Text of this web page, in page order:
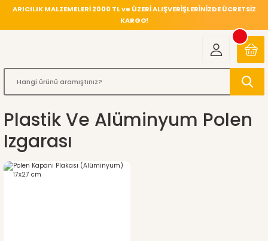
ARICILIK MALZEMELERİ 2000 TL ve ÜZERİ ALIŞVERİŞLERİNİZDE ÜCRETSİZ
KARGO!
Plastik Ve Alüminyum Polen
Izgarası